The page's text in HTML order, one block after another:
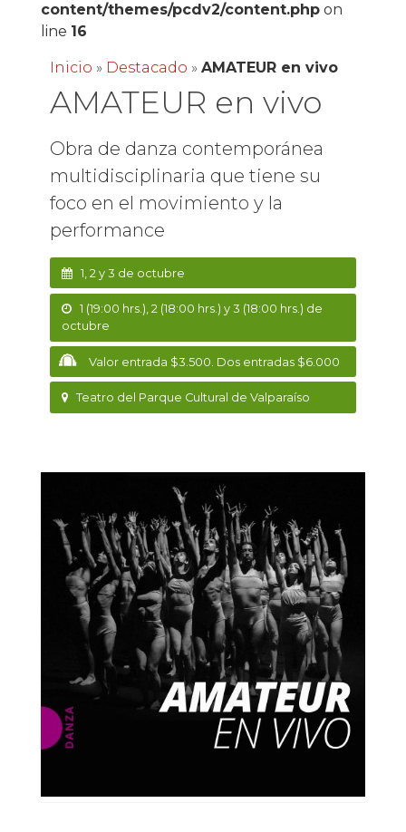
content/themes/pcdv2/content.phpon
line 16
Inicio » Destacado » AMATEUR en vivo
AMATEUR en vivo
Obra de danza contemporánea
multidisciplinaria que tiene su
foco en el movimiento y la
performance
1, 2 y 3 de octubre
1 (19:00 hrs.), 2 (18:00 hrs.) y 3 (18:00 hrs.) de
octubre
Valor entrada $3.500. Dos entradas $6.000
Teatro del Parque Cultural de Valparaíso